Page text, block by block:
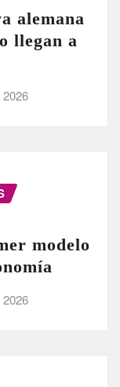
alemana
llegan a
modelo